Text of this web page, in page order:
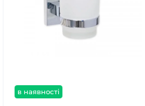
в наявності